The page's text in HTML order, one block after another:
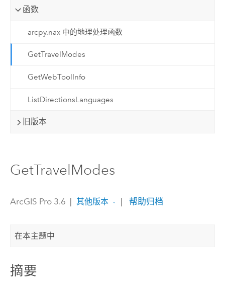
函数
arcpy.nax 中的地理处理函数
GetTravelModes
GetWebToolInfo
ListDirectionsLanguages
旧版本
GetTravelModes
ArcGIS Pro 3.6 其他版本 帮助归档
在本主题中
摘要